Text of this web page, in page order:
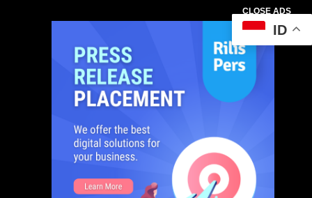
CLOSE ADS
ID